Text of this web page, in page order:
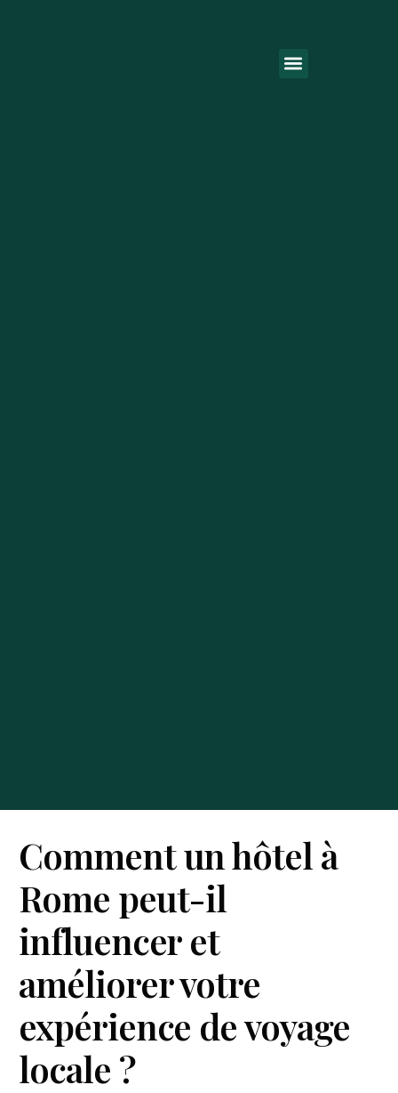
Comment un hôtel à
Rome peut-il
influencer et
améliorer votre
expérience de voyage
locale ?